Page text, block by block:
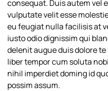
consequat. Duis autem vel
vulputate velit esse
eu feugiat nulla facilisis at
iusto odio dignissim qui
delenit augue duis dolore
liber tempor cum soluta
nihil imperdiet doming id
possim assum.